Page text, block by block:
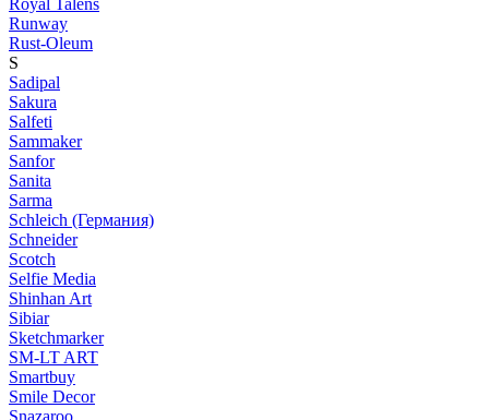
Royal Talens
Runway
Rust-Oleum
S
Sadipal
Sakura
Salfeti
Sammaker
Sanfor
Sanita
Sarma
Schleich (Германия)
Schneider
Scotch
Selfie Media
Shinhan Art
Sibiar
Sketchmarker
SM-LT ART
Smartbuy
Smile Decor
Snazaroo